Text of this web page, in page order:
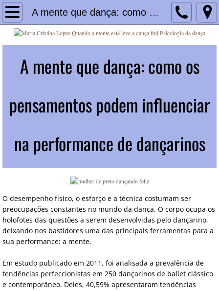
A mente que dança: como os pensamentos podem influenciar na performance de dançarinos | Psicologia da dança
Home
Blog
Serviços
Curso psicologia da dança
Workshop Psicologia da dança | Curso e
Livro Como Dançar Melhor
Livro "Temas em Psicologia da Dança:
Ecobag e livros Psicologia da Dança
Dançar sem medo
A mente que dança: como os
pensamentos podem influenciar
na performance de dançarinos
O desempenho físico, o esforço e a técnica costumam ser
preocupações constantes no mundo da dança. O corpo ocupa os
holofotes das questões a serem desenvolvidas pelo dançarino,
deixando nos bastidores uma das principais ferramentas para a
sua performance: a mente.
Em estudo publicado em 2011, foi analisada a prevalência de
tendências perfeccionistas em 250 dançarinos de ballet clássico
e contemporâneo. Deles, 40,59% apresentaram tendências